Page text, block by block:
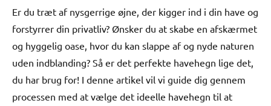
Er du træt af nysgerrige øjne, der kigger ind i din have og
forstyrrer din privatliv? Ønsker du at skabe en afskærmet
og hyggelig oase, hvor du kan slappe af og nyde naturen
uden indblanding? Så er det perfekte havehegn lige det,
du har brug for! I denne artikel vil vi guide dig gennem
processen med at vælge det ideelle havehegn til at